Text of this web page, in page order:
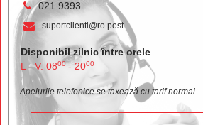
021 9393
suportclienti@ro.post
Disponibil zilnic între orele
L - V: 0800- 2000
Apelurile telefonice se taxează cu tarif normal.